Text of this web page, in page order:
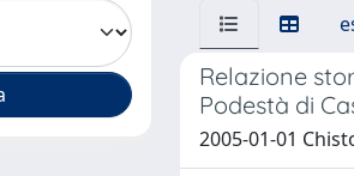
Relazione
Podestà di
2005-01-01